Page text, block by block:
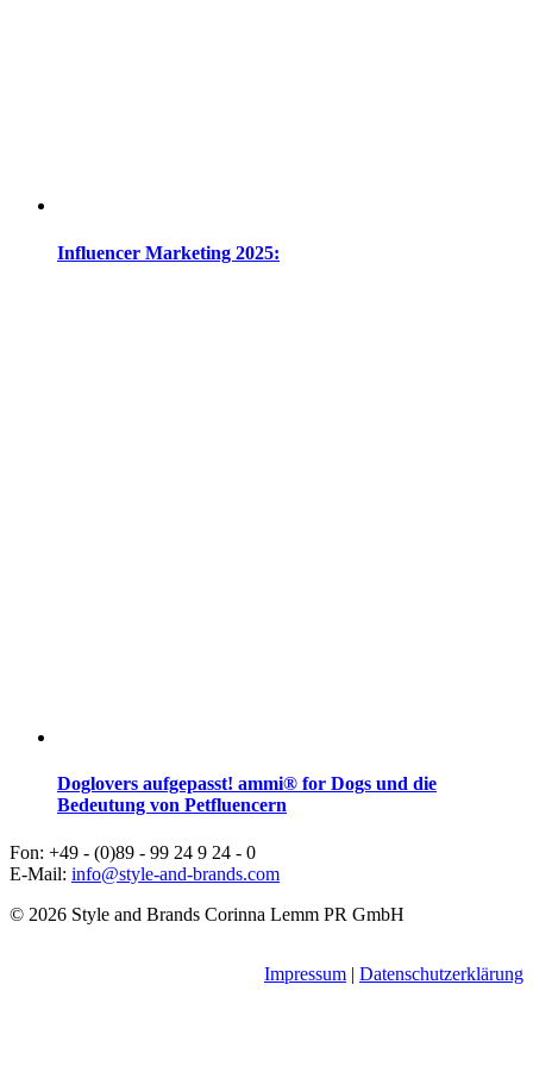
Influencer Marketing 2025:
Doglovers aufgepasst! ammi® for Dogs und die
Bedeutung von Petfluencern
Fon: +49 - (0)89 - 99 24 9 24 - 0
E-Mail: info@style-and-brands.com
© 2026 Style and Brands Corinna Lemm PR GmbH
Impressum | Datenschutzerklärung